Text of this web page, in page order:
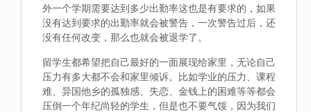
外一个学期需要达到多少出勤率这也是有要求的，如果
没有达到要求的出勤率就会被警告，一次警告过后，还
没有任何改变，那么也就会被退学了。
留学生都希望把自己最好的一面展现给家里，无论自己
压力有多大都不会和家里倾诉。比如学业的压力、课程
难、异国他乡的孤独感、失恋、金钱上的困难等等都会
压倒一个年纪尚轻的学生，但是也不要气馁，因为我们